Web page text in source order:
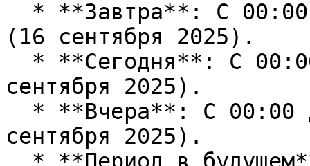
(16 сентября 2025).
сентября 2025).
сентября 2025).